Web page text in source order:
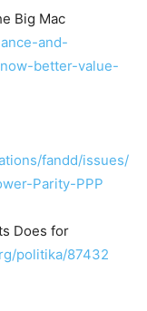
Big Mac
and-
better-value-
fandd/issues/
Parity-PPP
Does for
politika/87432